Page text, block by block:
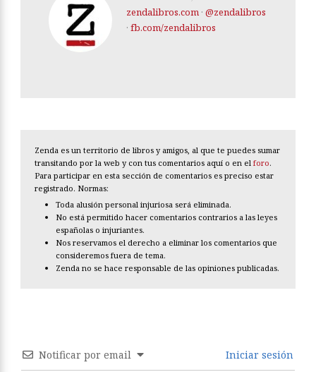
zendalibros.com · @zendalibros
· fb.com/zendalibros
Zenda es un territorio de libros y amigos, al que te puedes sumar
transitando por la web y con tus comentarios aquí o en el foro.
Para participar en esta sección de comentarios es preciso estar
registrado. Normas:
Toda alusión personal injuriosa será eliminada.
No está permitido hacer comentarios contrarios a las leyes
españolas o injuriantes.
Nos reservamos el derecho a eliminar los comentarios que
consideremos fuera de tema.
Zenda no se hace responsable de las opiniones publicadas.
Notificar por email Iniciar sesión